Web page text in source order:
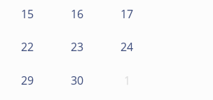
15 16 17
22 23 24
29 30 1